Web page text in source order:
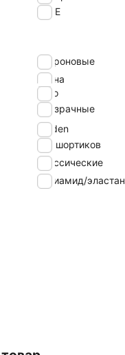
SALE
капроновые
весна
лето
прозрачные
20 den
без шортиков
классические
полиамид/эластан